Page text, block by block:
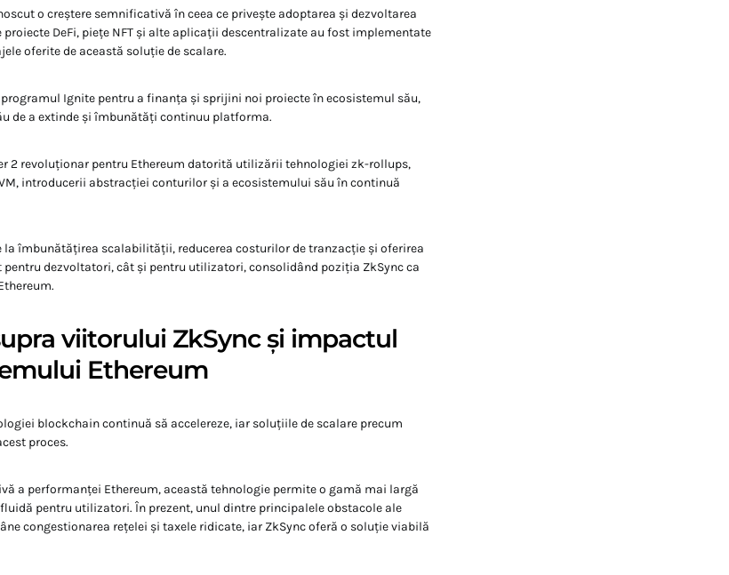
o creștere semnificativă în ceea ce privește adoptarea și dezvoltarea
proiecte DeFi, piețe NFT și alte aplicații descentralizate au fost implementate
oferite de această soluție de scalare.
programul Ignite pentru a finanța și sprijini noi proiecte în ecosistemul său,
de a extinde și îmbunătăți continuu platforma.
2 revoluționar pentru Ethereum datorită utilizării tehnologiei zk-rollups,
introducerii abstracției conturilor și a ecosistemului său în continuă
îmbunătățirea scalabilității, reducerea costurilor de tranzacție și oferirea
pentru dezvoltatori, cât și pentru utilizatori, consolidând poziția ZkSync ca
viitorului ZkSync și impactul
Ethereum
blockchain continuă să accelereze, iar soluțiile de scalare precum
proces.
a performanței Ethereum, această tehnologie permite o gamă mai largă
pentru utilizatori. În prezent, unul dintre principalele obstacole ale
congestionarea rețelei și taxele ridicate, iar ZkSync oferă o soluție viabilă